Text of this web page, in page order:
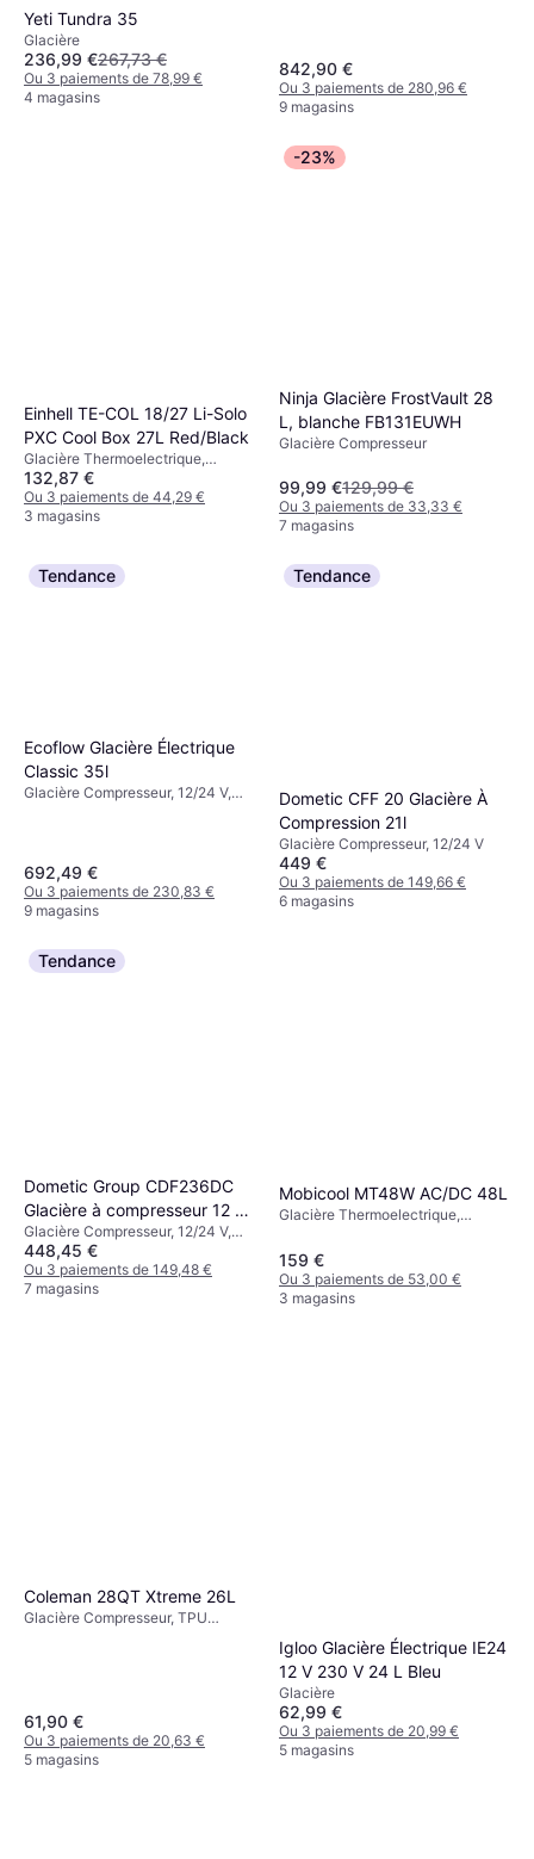
Yeti Tundra 35
Glacière
236,99 €267,73 €
Ou 3 paiements de 78,99 €
4 magasins
842,90 €
Ou 3 paiements de 280,96 €
9 magasins
Einhell TE-COL 18/27 Li-Solo
PXC Cool Box 27L Red/Black
Glacière Thermoelectrique,
12/230 V, Compartiment
congélateur, Plastique
132,87 €
Ou 3 paiements de 44,29 €
3 magasins
-23%
Ninja Glacière FrostVault 28
L, blanche FB131EUWH
Glacière Compresseur
99,99 €129,99 €
Ou 3 paiements de 33,33 €
7 magasins
Tendance
Ecoflow Glacière Électrique
Classic 35l
Glacière Compresseur, 12/24 V,
692,49 €
Ou 3 paiements de 230,83 €
9 magasins
Tendance
Dometic CFF 20 Glacière À
Compression 21l
Glacière Compresseur, 12/24 V
449 €
Ou 3 paiements de 149,66 €
6 magasins
Tendance
Dometic Group CDF236DC
Glacière à compresseur 12 V,
24 V 31 l 10 à -15 C
Glacière Compresseur, 12/24 V,
Puissance 40W
448,45 €
Ou 3 paiements de 149,48 €
7 magasins
Mobicool MT48W AC/DC 48L
Glacière Thermoelectrique,
55W, Plastique
159 €
Ou 3 paiements de 53,00 €
3 magasins
Coleman 28QT Xtreme 26L
Glacière Compresseur, TPU
61,90 €
Ou 3 paiements de 20,63 €
5 magasins
Igloo Glacière Électrique IE24
12 V 230 V 24 L Bleu
Glacière
62,99 €
Ou 3 paiements de 20,99 €
5 magasins